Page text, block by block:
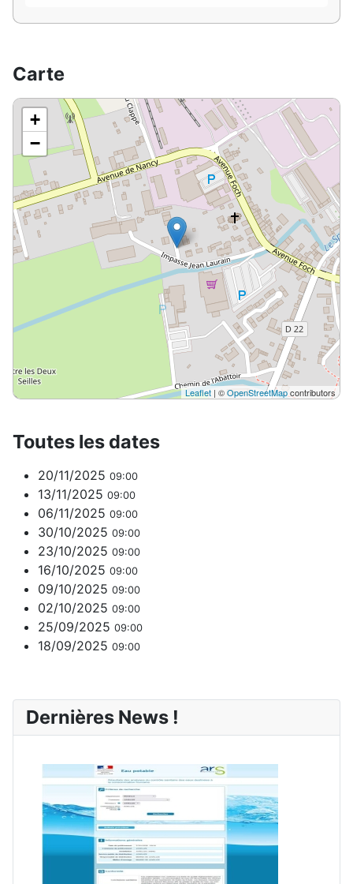
Carte
+
−
Leaflet | ©OpenStreetMapcontributors
Toutes les dates
20/11/2025 09:00
13/11/2025 09:00
06/11/2025 09:00
30/10/2025 09:00
23/10/2025 09:00
16/10/2025 09:00
09/10/2025 09:00
02/10/2025 09:00
25/09/2025 09:00
18/09/2025 09:00
Dernières News !